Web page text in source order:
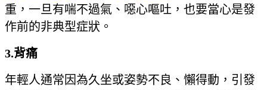
重，一旦有喘不過氣、噁心嘔吐，也要當心是發
作前的非典型症狀。
3.背痛
年輕人通常因為久坐或姿勢不良、懶得動，引發